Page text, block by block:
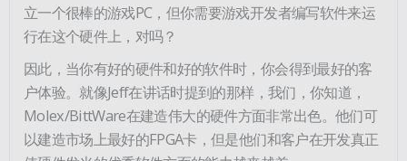
立一个很棒的游戏PC，但你需要游戏开发者编写软件来运
行在这个硬件上，对吗？
因此，当你有好的硬件和好的软件时，你会得到最好的客
户体验。就像Jeff在讲话时提到的那样，我们，你知道，
Molex/BittWare在建造伟大的硬件方面非常出色。他们可
以建造市场上最好的FPGA卡，但是他们和客户在开发真正